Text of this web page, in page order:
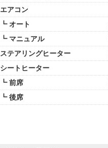
エアコン
┗ オート
┗ マニュアル
ステアリングヒーター
シートヒーター
┗ 前席
┗ 後席